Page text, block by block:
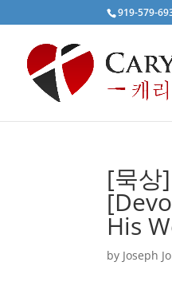
919-579-
[묵상
His
by Joseph Jo